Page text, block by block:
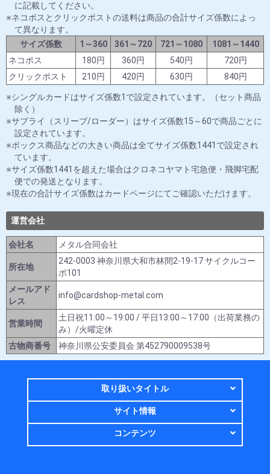
に記載してください。
ネコポスとクリックポストの送料は商品の合計サイズ係数によっ
て異なります。
サイズ係数
1～360 361～720 721～1080
1081～1440
ネコポス
180円 360円 540円
720円
クリックポスト
210円 420円 630円 840円
シングルカードはサイズ係数1で設定されています。（セット商品
除く）
サプライ（スリーブ/ローダー）はサイズ係数15～60で商品ごとに
設定されています。
ボックス商品などの大きい商品は全てサイズ係数1441で設定され
ています。
サイズ係数1441を超えた場合はクロネコヤマト宅急便・飛脚宅配
便での発送となります。
現在の合計サイズ係数はカードページにてご確認いただけます。
運営会社
会社名 メタル合同会社
所在地
242-0003 神奈川県大和市林間2-19-17 サイクルコー
ポ101
メールアド
レス
info@cardshop-metal.com
営業時間
土日祝11:00～19:00 / 平日13:00～17:00（出荷業務の
み）/火曜定休
古物商番号
神奈川県公安委員会 第452790009538号
取り扱いタイトル
サイト情報
コンテンツ